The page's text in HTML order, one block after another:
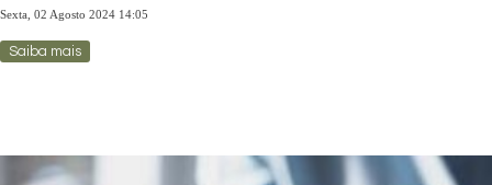
Sexta, 02 Agosto 2024 14:05
Saiba mais